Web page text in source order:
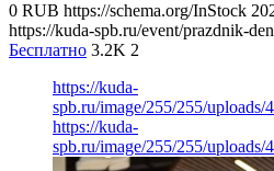
0 RUB https://schema.org/InStock
https://kuda-spb.ru/event/prazdnik-
Бесплатно 3.2K 2
https://kuda-
spb.ru/image/255/255/
https://kuda-
spb.ru/image/255/255/